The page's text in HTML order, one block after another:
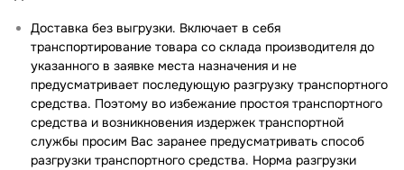
Доставка без выгрузки. Включает в себя
транспортирование товара со склада производителя до
указанного в заявке места назначения и не
предусматривает последующую разгрузку транспортного
средства. Поэтому во избежание простоя транспортного
средства и возникновения издержек транспортной
службы просим Вас заранее предусматривать способ
разгрузки транспортного средства. Норма разгрузки